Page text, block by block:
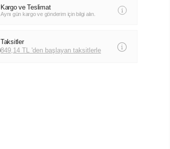
Kargo ve Teslimat
Aynı gün kargo ve gönderim için bilgi alın.
Taksitler
849,14 TL 'den başlayan taksitlerle